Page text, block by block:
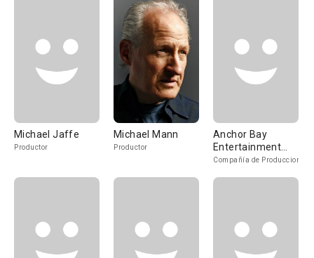
Michael Jaffe
Productor
Michael Mann
Productor
Anchor Bay
Entertainment
[USA]
Compañía de Produccion